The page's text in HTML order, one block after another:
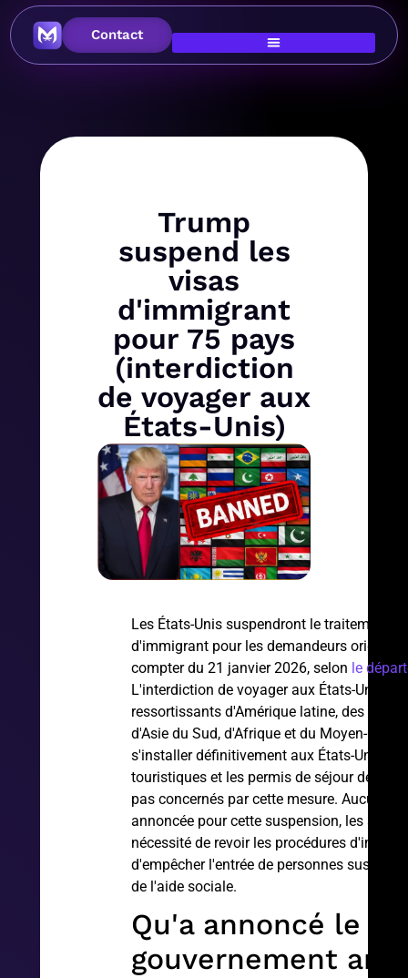
Contact
Trump
suspend les
visas
d'immigrant
pour 75 pays
(interdiction
de voyager aux
États-Unis)
Les États-Unis suspendront le traitement
d'immigrant pour les demandeurs
compter du 21 janvier 2026, selon le
L'interdiction de voyager aux États-Unis
ressortissants d'Amérique latine, des
d'Asie du Sud, d'Afrique et du Moyen-
s'installer définitivement aux États-Unis.
touristiques et les permis de séjour de
pas concernés par cette mesure. Aucune
annoncée pour cette suspension, les
nécessité de revoir les procédures
d'empêcher l'entrée de personnes
de l'aide sociale.
Qu'a annoncé le
gouvernement